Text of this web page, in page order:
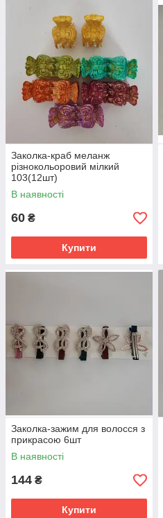
Заколка-краб меланж
різнокольоровий мілкий
103(12шт)
В наявності
60 ₴
Купити
Заколка-зажим для волосся з
прикрасою 6шт
В наявності
144 ₴
Купити